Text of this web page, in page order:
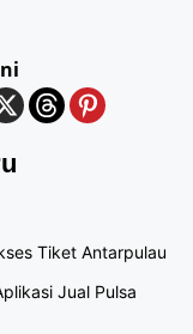
Tiket Antarpulau
Jual Pulsa